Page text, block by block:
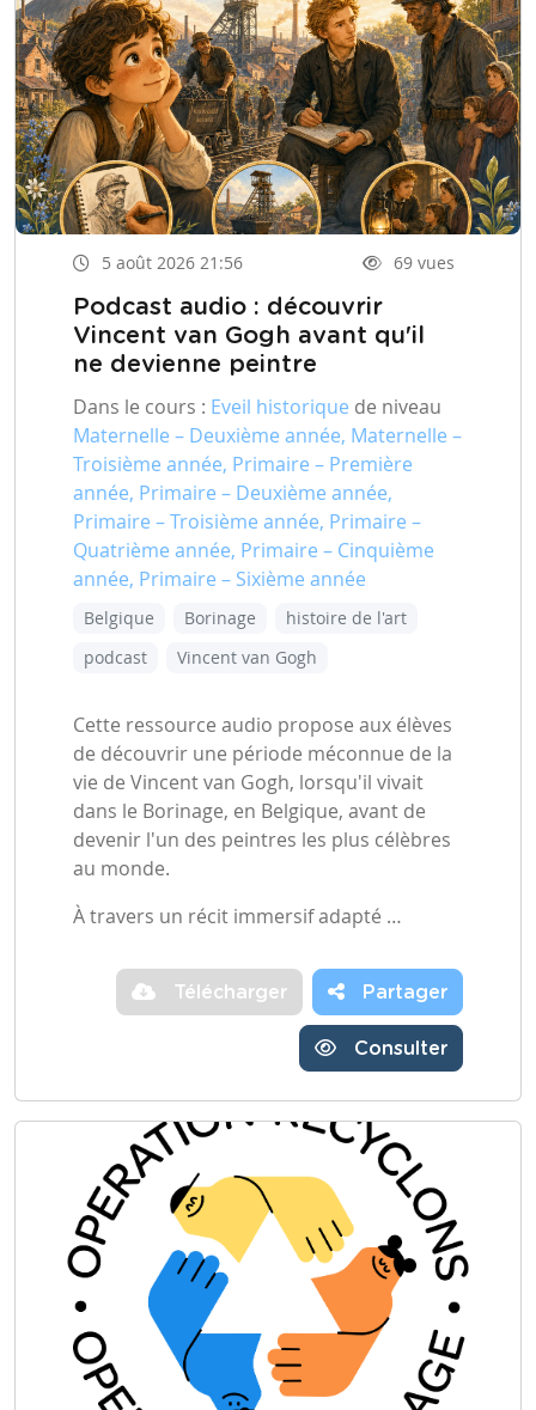
5 août 2026 21:56 69 vues
Podcast audio : découvrir
Vincent van Gogh avant qu'il
ne devienne peintre
Dans le cours : Eveil historique de niveau
Maternelle – Deuxième année, Maternelle –
Troisième année, Primaire – Première
année, Primaire – Deuxième année,
Primaire – Troisième année, Primaire –
Quatrième année, Primaire – Cinquième
année, Primaire – Sixième année
Belgique Borinage
histoire de l'art
podcast
Vincent van Gogh
Cette ressource audio propose aux élèves
de découvrir une période méconnue de la
vie de Vincent van Gogh, lorsqu'il vivait
dans le Borinage, en Belgique, avant de
devenir l'un des peintres les plus célèbres
au monde.
À travers un récit immersif adapté …
Télécharger Partager
Consulter